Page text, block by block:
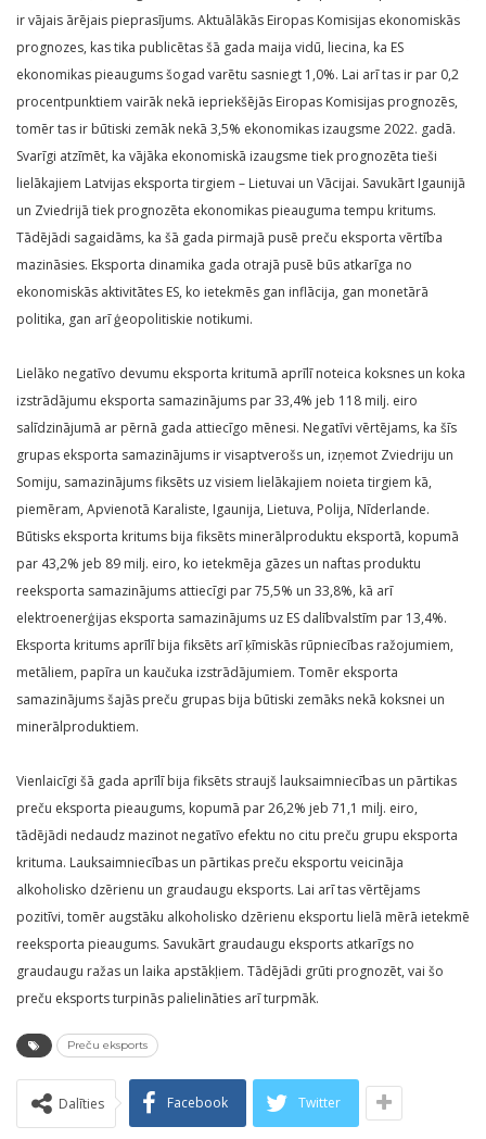
ir vājais ārējais pieprasījums. Aktuālākās Eiropas Komisijas ekonomiskās
prognozes, kas tika publicētas šā gada maija vidū, liecina, ka ES
ekonomikas pieaugums šogad varētu sasniegt 1,0%. Lai arī tas ir par 0,2
procentpunktiem vairāk nekā iepriekšējās Eiropas Komisijas prognozēs,
tomēr tas ir būtiski zemāk nekā 3,5% ekonomikas izaugsme 2022. gadā.
Svarīgi atzīmēt, ka vājāka ekonomiskā izaugsme tiek prognozēta tieši
lielākajiem Latvijas eksporta tirgiem – Lietuvai un Vācijai. Savukārt Igaunijā
un Zviedrijā tiek prognozēta ekonomikas pieauguma tempu kritums.
Tādējādi sagaidāms, ka šā gada pirmajā pusē preču eksporta vērtība
mazināsies. Eksporta dinamika gada otrajā pusē būs atkarīga no
ekonomiskās aktivitātes ES, ko ietekmēs gan inflācija, gan monetārā
politika, gan arī ģeopolitiskie notikumi.
Lielāko negatīvo devumu eksporta kritumā aprīlī noteica koksnes un koka
izstrādājumu eksporta samazinājums par 33,4% jeb 118 milj. eiro
salīdzinājumā ar pērnā gada attiecīgo mēnesi. Negatīvi vērtējams, ka šīs
grupas eksporta samazinājums ir visaptverošs un, izņemot Zviedriju un
Somiju, samazinājums fiksēts uz visiem lielākajiem noieta tirgiem kā,
piemēram, Apvienotā Karaliste, Igaunija, Lietuva, Polija, Nīderlande.
Būtisks eksporta kritums bija fiksēts minerālproduktu eksportā, kopumā
par 43,2% jeb 89 milj. eiro, ko ietekmēja gāzes un naftas produktu
reeksporta samazinājums attiecīgi par 75,5% un 33,8%, kā arī
elektroenerģijas eksporta samazinājums uz ES dalībvalstīm par 13,4%.
Eksporta kritums aprīlī bija fiksēts arī ķīmiskās rūpniecības ražojumiem,
metāliem, papīra un kaučuka izstrādājumiem. Tomēr eksporta
samazinājums šajās preču grupas bija būtiski zemāks nekā koksnei un
minerālproduktiem.
Vienlaicīgi šā gada aprīlī bija fiksēts straujš lauksaimniecības un pārtikas
preču eksporta pieaugums, kopumā par 26,2% jeb 71,1 milj. eiro,
tādējādi nedaudz mazinot negatīvo efektu no citu preču grupu eksporta
krituma. Lauksaimniecības un pārtikas preču eksportu veicināja
alkoholisko dzērienu un graudaugu eksports. Lai arī tas vērtējams
pozitīvi, tomēr augstāku alkoholisko dzērienu eksportu lielā mērā ietekmē
reeksporta pieaugums. Savukārt graudaugu eksports atkarīgs no
graudaugu ražas un laika apstākļiem. Tādējādi grūti prognozēt, vai šo
preču eksports turpinās palielināties arī turpmāk.
Preču eksports
Dalīties Facebook Twitter